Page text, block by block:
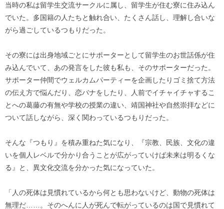
当時の私は留学生交流サークルに属し、留学生が住む寮に住み込ん
でいた。多国籍の人たちと触れ合い、たくさん話し、理解し合いな
がら過ごしているつもりだった。
その寮には出身地域ごとにサポーターとして留学生のお世話係が住
み込んでいて、あの発言をした彼も私も、そのサポーターだった。
サポーター仲間でウェルカムパーティーを企画したりゴミ捨て方法
の伝え方で悩んだり、恋バナをしたり、人前でイチャイチャするこ
とへの葛藤の有無や学校の授業の違い、靖国神社や自然崇拝などに
ついて話しながら、深く関わっているつもりだった。
そんな『つもり』を積み重ねた気になり、『宗教、民族、文化の違
いを個人レベルで分かり合うことが広がっていけば未来は明るくな
る』と、異文化交流を分かった気になっていた。
「人の死体は見慣れているから何とも思わないけど、動物の死体は
無理だ……。そのへんに人が死んで転がっているのは国で見慣れて